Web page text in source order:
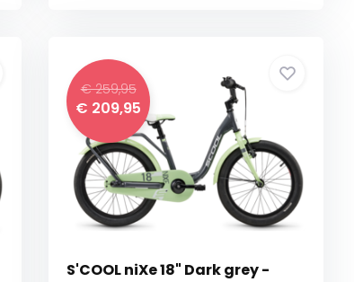
€ 259,95
€ 209,95
S'COOL niXe 18" Dark grey -